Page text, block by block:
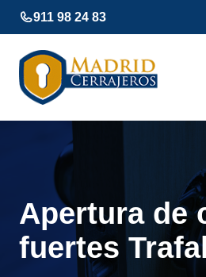
Saltar
al
contenido
911 98 24 83
Apertura de
fuertes